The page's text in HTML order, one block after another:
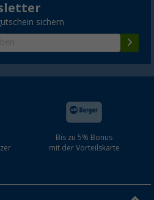
sichern
Bis zu 5% Bonus
mit der Vorteilskarte